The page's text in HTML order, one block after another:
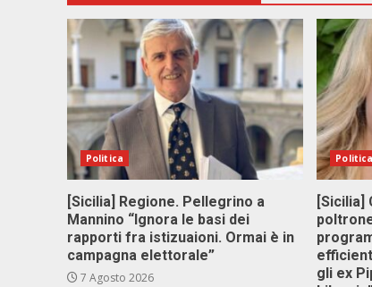
Politica
[Sicilia] Regione. Pellegrino a
Mannino “Ignora le basi dei
rapporti fra istizuaioni. Ormai è in
campagna elettorale”
7 Agosto 2026
Politica
[Sicilia]
gli ex